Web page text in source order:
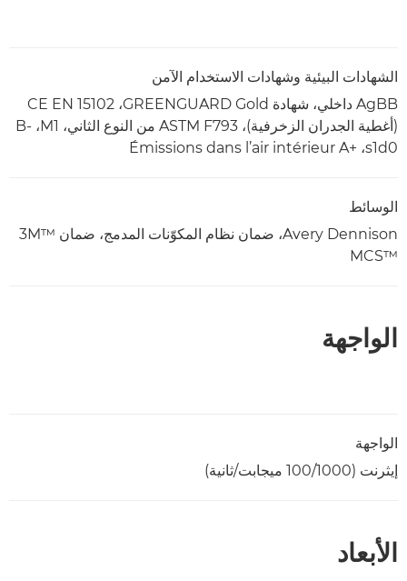
الشهادات البيئية وشهادات الاستخدام الآمن
AgBB داخلي، شهادة GREENGUARD Gold، ‏CE EN 15102
(أغطية الجدران الزخرفية)، ASTM F793 من النوع الثاني، M1،‏ B-
s1d0، ‏Émissions dans l’air intérieur A+‎
الوسائط
Avery Dennison، ضمان نظام المكوّنات المدمج، ضمان 3M™
MCS™‎
الواجهة
الواجهة
إيثرنت (100/1000 ميجابت/ثانية)
الأبعاد